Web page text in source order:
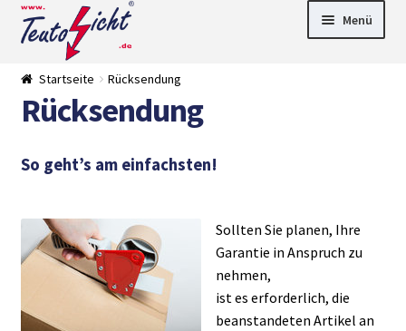
Zur
Navigation
springen
Springe
zum
Menü
Versandarten
► Zahlarten
Startseite Rücksendung
Rücksendung
So geht’s am einfachsten!
Sollten Sie planen, Ihre
Garantie in Anspruch zu
nehmen,
ist es erforderlich, die
beanstandeten Artikel an